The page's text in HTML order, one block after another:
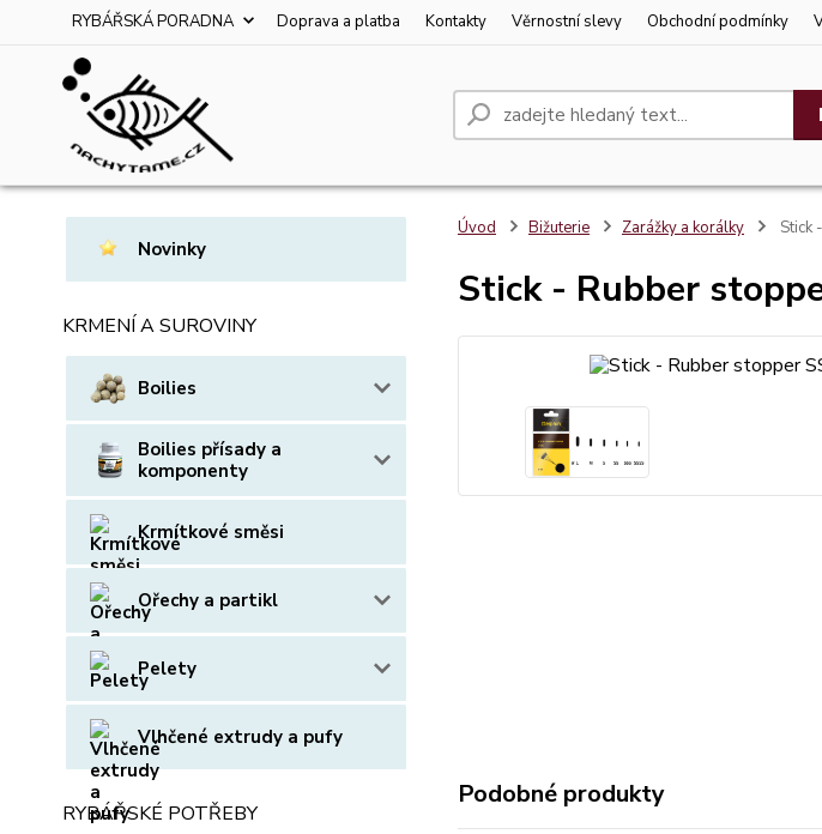
RYBÁŘSKÁ PORADNA Doprava a platba Kontakty Věrnostní slevy Obchodní podmínky
Novinky
KRMENÍ A SUROVINY
Boilies
Boilies přísady a
komponenty
Krmítkové směsi
Ořechy a partikl
Pelety
Vlhčené extrudy a pufy
RYBÁŘSKÉ POTŘEBY
Úvod Bižuterie Zarážky a korálky Stick
Stick - Rubber
Podobné produkty